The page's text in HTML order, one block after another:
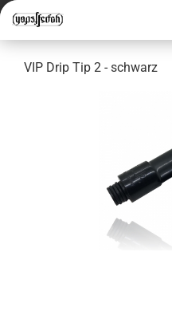
VIP Drip Tip 2 - schwarz